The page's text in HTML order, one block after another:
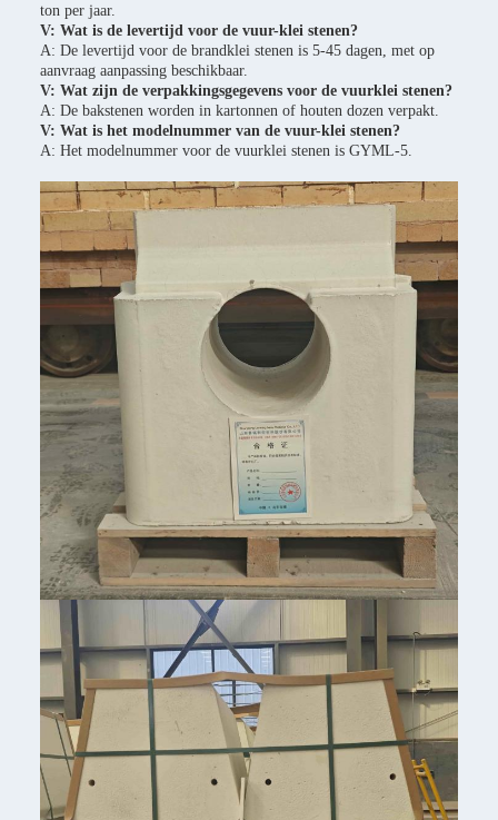
ton per jaar.
V: Wat is de levertijd voor de vuur-klei stenen?
A: De levertijd voor de brandklei stenen is 5-45 dagen, met op
aanvraag aanpassing beschikbaar.
V: Wat zijn de verpakkingsgegevens voor de vuurklei stenen?
A: De bakstenen worden in kartonnen of houten dozen verpakt.
V: Wat is het modelnummer van de vuur-klei stenen?
A: Het modelnummer voor de vuurklei stenen is GYML-5.